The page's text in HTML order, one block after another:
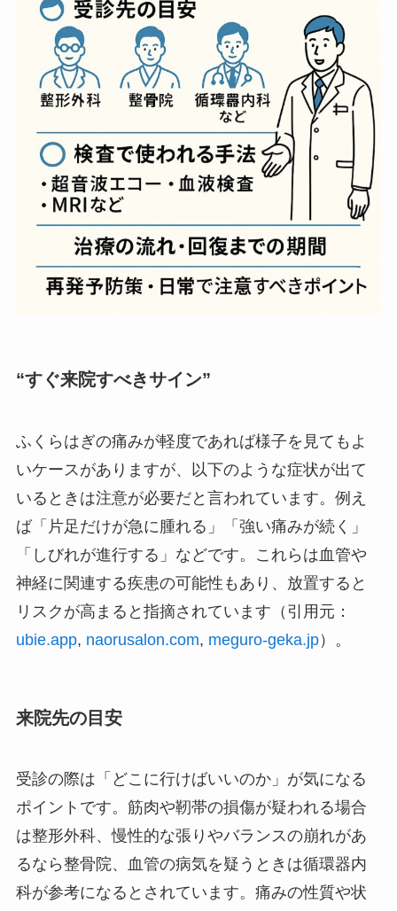
“すぐ来院すべきサイン”
ふくらはぎの痛みが軽度であれば様子を見てもよ
いケースがありますが、以下のような症状が出て
いるときは注意が必要だと言われています。例え
ば「片足だけが急に腫れる」「強い痛みが続く」
「しびれが進行する」などです。これらは血管や
神経に関連する疾患の可能性もあり、放置すると
リスクが高まると指摘されています（引用元：
ubie.app, naorusalon.com, meguro-geka.jp）。
来院先の目安
受診の際は「どこに行けばいいのか」が気になる
ポイントです。筋肉や靭帯の損傷が疑われる場合
は整形外科、慢性的な張りやバランスの崩れがあ
るなら整骨院、血管の病気を疑うときは循環器内
科が参考になるとされています。痛みの性質や状